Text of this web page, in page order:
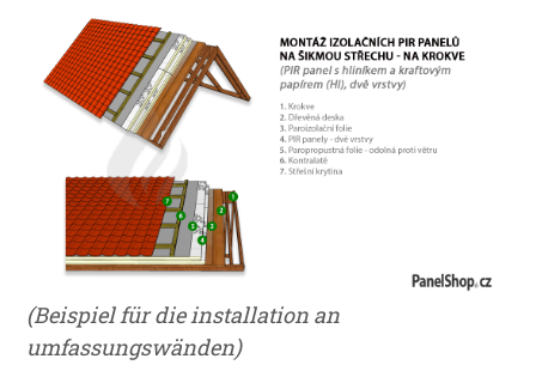
(Beispiel für die installation an
umfassungswänden)